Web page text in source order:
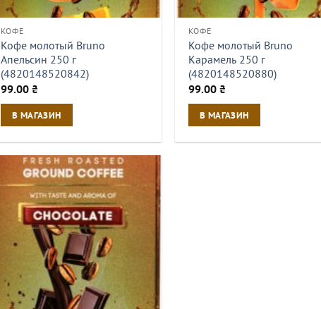
КОФЕ
Кофе молотый Bruno
Апельсин 250 г
(4820148520842)
99.00 ₴
В МАГАЗИН
КОФЕ
Кофе молотый Bruno
Карамель 250 г
(4820148520880)
99.00 ₴
В МАГАЗИН